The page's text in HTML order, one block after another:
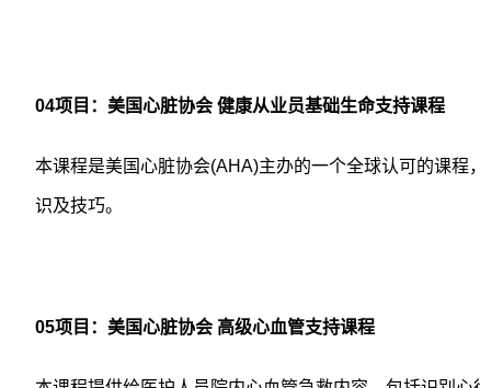
04项目：美国心脏协会 健康从业员基础生命支持课程
本课程是美国心脏协会(AHA)主办的一个全球认可的课程
识及技巧。
05项目：美国心脏协会 高级心血管支持课程